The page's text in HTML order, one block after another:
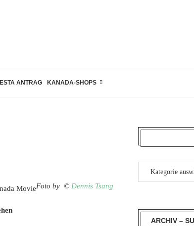
ANTRAG KANADA-SHOPS
Foto by © Dennis Tsang
ARCHIV –